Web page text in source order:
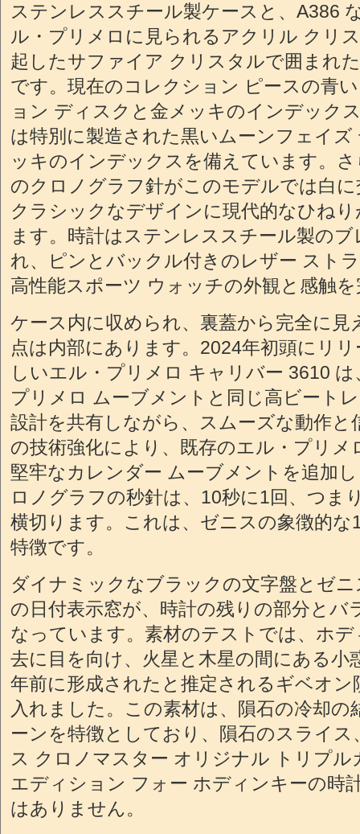
ステンレススチール製ケースと、A386
ル・プリメロに見られるアクリル クリ
起したサファイア クリスタルで囲まれ
です。現在のコレクション ピースの青
ョン ディスクと金メッキのインデック
は特別に製造された黒いムーンフェイ
ッキのインデックスを備えています。
のクロノグラフ針がこのモデルでは白
クラシックなデザインに現代的なひね
ます。時計はステンレススチール製の
れ、ピンとバックル付きのレザー スト
高性能スポーツ ウォッチの外観と感触
ケース内に収められ、裏蓋から完全に見
点は内部にあります。2024年初頭にリ
しいエル・プリメロ キャリバー 3610
プリメロ ムーブメントと同じ高ビート
設計を共有しながら、スムーズな動作と
の技術強化により、既存のエル・プリメ
堅牢なカレンダー ムーブメントを追加
ロノグラフの秒針は、10秒に1回、つま
横切ります。これは、ゼニスの象徴的
特徴です。
ダイナミックなブラックの文字盤とゼ
の日付表示窓が、時計の残りの部分とバ
なっています。素材のテストでは、ホ
去に目を向け、火星と木星の間にある小
年前に形成されたと推定されるギベオ
入れました。この素材は、隕石の冷却の
ーンを特徴としており、隕石のスライ
ス クロノマスター オリジナル トリプ
エディション フォー ホディンキーの時
はありません。